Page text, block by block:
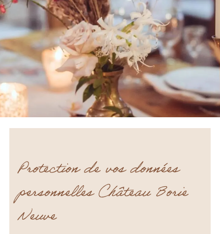
Protection de vos données
personnelles Château Borie
Neuve